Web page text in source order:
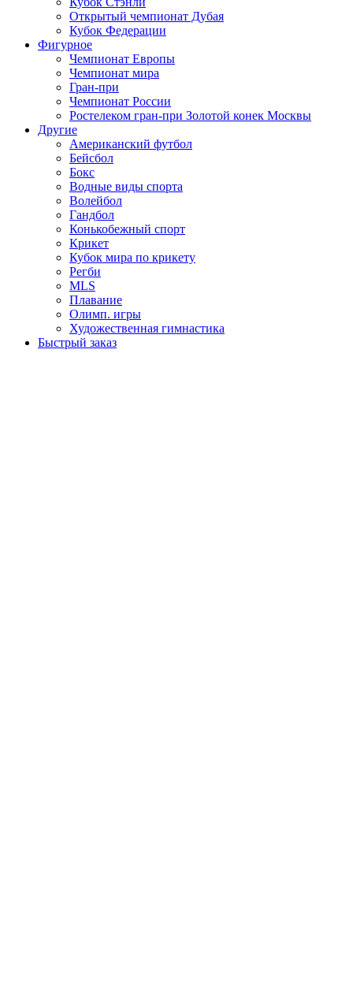
Открытый чемпионат Дубая
Кубок Федерации
Фигурное
Чемпионат Европы
Чемпионат мира
Гран-при
Чемпионат России
Ростелеком гран-при Золотой конек Москвы
Другие
Американский футбол
Бейсбол
Бокс
Водные виды спорта
Волейбол
Гандбол
Конькобежный спорт
Крикет
Кубок мира по крикету
Регби
MLS
Плавание
Олимп. игры
Художественная гимнастика
Быстрый заказ